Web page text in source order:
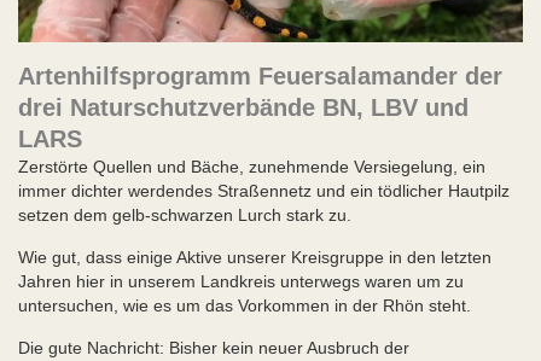
Artenhilfsprogramm Feuersalamander der
drei Naturschutzverbände BN, LBV und
LARS
Zerstörte Quellen und Bäche, zunehmende Versiegelung, ein
immer dichter werdendes Straßennetz und ein tödlicher Hautpilz
setzen dem gelb-schwarzen Lurch stark zu.
Wie gut, dass einige Aktive unserer Kreisgruppe in den letzten
Jahren hier in unserem Landkreis unterwegs waren um zu
untersuchen, wie es um das Vorkommen in der Rhön steht.
Die gute Nachricht: Bisher kein neuer Ausbruch der